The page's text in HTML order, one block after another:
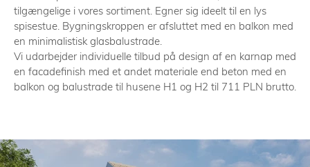
tilgængelige i vores sortiment. Egner sig ideelt til en lys
spisestue. Bygningskroppen er afsluttet med en balkon med
en minimalistisk glasbalustrade.
Vi udarbejder individuelle tilbud på design af en karnap med
en facadefinish med et andet materiale end beton med en
balkon og balustrade til husene H1 og H2 til 711 PLN brutto.